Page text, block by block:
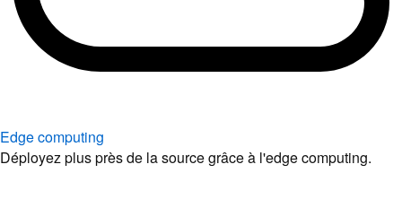
Edge computing
Déployez plus près de la source grâce à l'edge computing.